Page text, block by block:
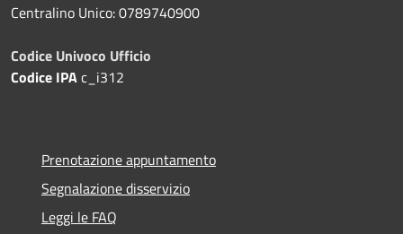
Centralino Unico: 0789740900
Codice Univoco Ufficio
Codice IPAc_i312
Prenotazione appuntamento
Segnalazione disservizio
Leggi le FAQ